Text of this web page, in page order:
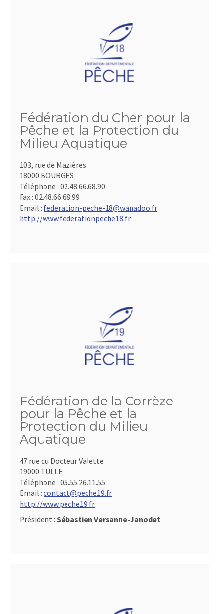
Fédération du Cher pour la
Pêche et la Protection du
Milieu Aquatique
103, rue de Mazières
18000 BOURGES
Téléphone : 02.48.66.68.90
Fax : 02.48.66.68.99
Email : federation-peche-18@wanadoo.fr
http://www.federationpeche18.fr
Fédération de la Corrèze
pour la Pêche et la
Protection du Milieu
Aquatique
47 rue du Docteur Valette
19000 TULLE
Téléphone : 05.55.26.11.55
Email : contact@peche19.fr
http://www.peche19.fr
Président : Sébastien Versanne-Janodet